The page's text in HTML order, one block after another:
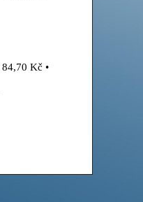
84,70 Kč •